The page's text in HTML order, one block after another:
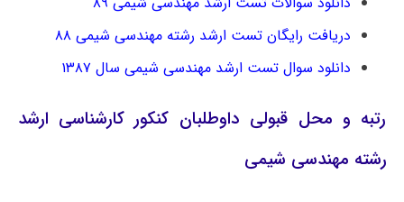
دریافت رایگان تست ارشد رشته مهندسی شیمی ۸۸
دانلود سوال تست ارشد مهندسی شیمی سال ۱۳۸۷
رتبه و محل قبولی داوطلبان کنکور کارشناسی ارشد
رشته مهندسی شیمی